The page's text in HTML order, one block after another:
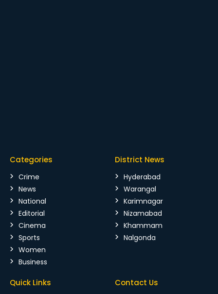
Categories
Crime
News
National
Editorial
Cinema
Sports
Women
Business
District News
Hyderabad
Warangal
Karimnagar
Nizamabad
Khammam
Nalgonda
Quick Links Contact Us